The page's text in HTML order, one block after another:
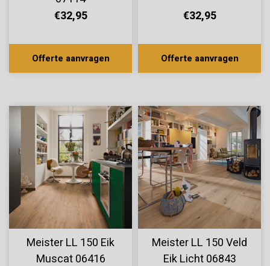
€32,95
Offerte aanvragen
€32,95
Offerte aanvragen
Meister LL 150 Eik
Muscat 06416
Meister LL 150 Veld
Eik Licht 06843